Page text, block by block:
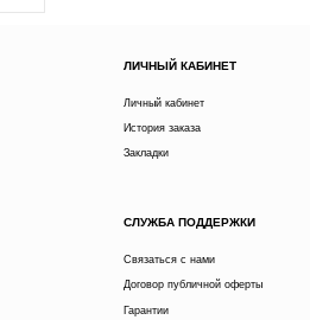
получи скидку
ЛИЧНЫЙ КАБИНЕТ
Личный кабинет
История заказа
Закладки
СЛУЖБА ПОДДЕРЖКИ
Связаться с нами
Договор публичной оферты
Гарантии